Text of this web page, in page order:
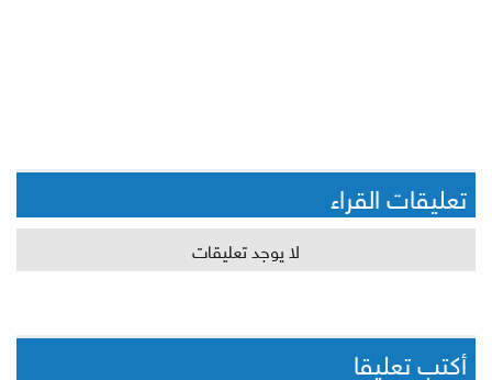
تعليقات القراء
لا يوجد تعليقات
أكتب تعليقا